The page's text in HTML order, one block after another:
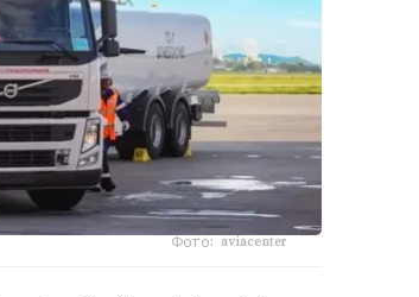
Фото: aviacenter